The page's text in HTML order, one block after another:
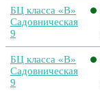
БЦ класса «B»
Садовническая
9
БЦ класса «B»
Садовническая
9